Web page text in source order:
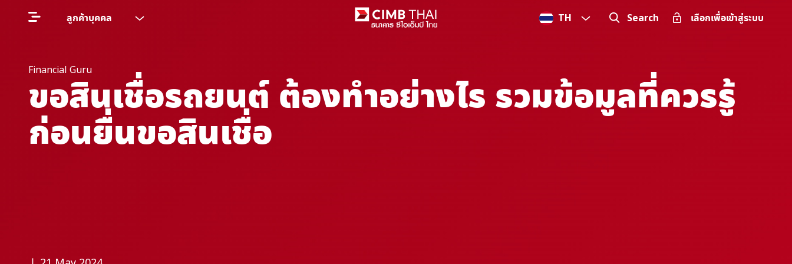
ลูกค้าบุคคล TH Search เลือกเพื่อเข้าสู่ระบบ
Financial Guru
ขอสินเชื่อรถยนต์ ต้องทำอย่างไร รวมข้อมูลที่ควรรู้
ก่อนยื่นขอสินเชื่อ